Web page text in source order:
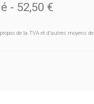
- 52,50 €
de la TVA et d'autres moyens